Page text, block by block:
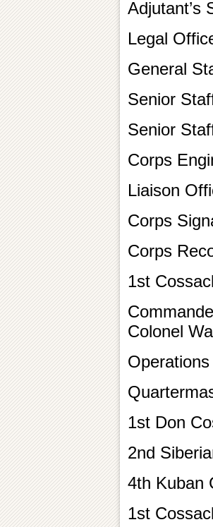
Legal
General
Senior
Senior
Corps
Liaison
Corps
Corps
1st
Colonel
1st Don
2nd
4th Kuban
1st